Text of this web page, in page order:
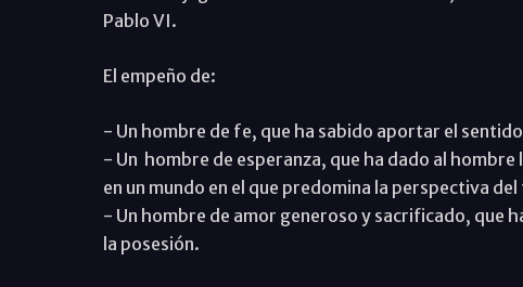
Pablo VI.
El empeño de:
- Un hombre de fe, que ha sabido aportar el
- Un hombre de esperanza, que ha dado al
en un mundo en el que predomina la perspectiva
- Un hombre de amor generoso y sacrificado, que
la posesión.